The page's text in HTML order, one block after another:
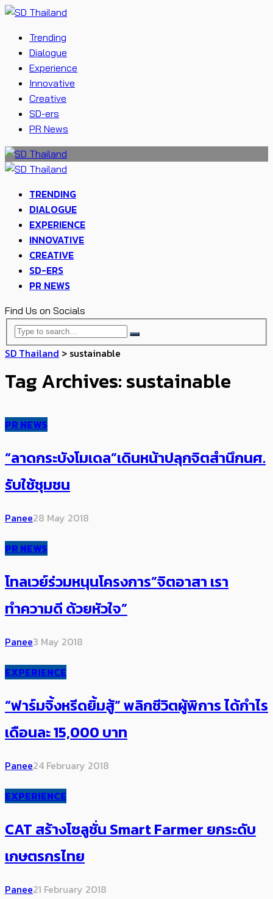
Trending
Dialogue
Experience
Innovative
Creative
SD-ers
PR News
TRENDING
DIALOGUE
EXPERIENCE
INNOVATIVE
CREATIVE
SD-ERS
PR NEWS
Find Us on Socials
SD Thailand > sustainable
Tag Archives: sustainable
PR NEWS
“ลาดกระบังโมเดล”เดินหน้าปลุกจิตสำนึกนศ.
รับใช้ชุมชน
Panee28 May 2018
PR NEWS
โทลเวย์ร่วมหนุนโครงการ”จิตอาสา เรา
ทำความดี ด้วยหัวใจ”
Panee3 May 2018
EXPERIENCE
“ฟาร์มจิ้งหรีดยิ้มสู้” พลิกชีวิตผู้พิการ ได้กำไร
เดือนละ 15,000 บาท
Panee24 February 2018
EXPERIENCE
CAT สร้างโซลูชั่น Smart Farmer ยกระดับ
เกษตรกรไทย
Panee21 February 2018